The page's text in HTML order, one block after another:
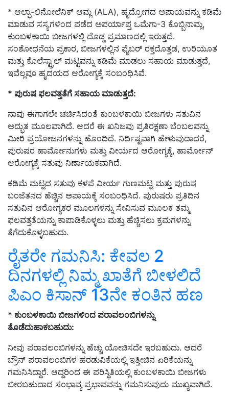
* ಆಲ್ಫಾ-ಲಿನೋಲೆನಿಕ್ ಆಮ್ಲ (ALA), ಹೃದ್ರೋಗದ ಅಪಾಯವನ್ನು ಕಡಿಮೆ
ಮಾಡುವ ಸಸ್ಯಗಳಿಂದ ಪಡೆದ ಅಪರ್ಯಾಪ್ತ ಒಮೆಗಾ-3 ಕೊಬ್ಬಿನಾಮ್ಲ,
ಕುಂಬಳಕಾಯಿ ಬೀಜಗಳಲ್ಲಿ ದೊಡ್ಡ ಪ್ರಮಾಣದಲ್ಲಿ ಇರುತ್ತದೆ.
ಸಂಶೋಧನೆಯ ಪ್ರಕಾರ, ಬೀಜಗಳಲ್ಲಿನ ಫೈಬರ್ ರಕ್ತದೊತ್ತಡ, ಉರಿಯೂತ
ಮತ್ತು ಕೊಲೆಸ್ಟ್ರಾಲ್ ಮಟ್ಟವನ್ನು ಕಡಿಮೆ ಮಾಡಲು ಸಹಾಯ ಮಾಡುತ್ತದೆ,
ಇವೆಲ್ಲವೂ ಹೃದಯದ ಆರೋಗ್ಯಕ್ಕೆ ಸಂಬಂಧಿಸಿವೆ.
* ಪುರುಷ ಫಲವತ್ತತೆಗೆ ಸಹಾಯ ಮಾಡುತ್ತದೆ:
ನಾವು ಈಗಾಗಲೇ ಚರ್ಚಿಸಿದಂತೆ ಕುಂಬಳಕಾಯಿ ಬೀಜಗಳು ಸತುವಿನ
ಅದ್ಭುತ ಮೂಲವಾಗಿದೆ. ಆದರೆ ಈ ಖನಿಜವು ಪ್ರತಿರಕ್ಷಣಾ ಬೆಂಬಲವನ್ನು
ಮೀರಿ ಪ್ರಯೋಜನಗಳನ್ನು ಹೊಂದಿದೆ. ನಿರ್ದಿಷ್ಟವಾಗಿ ಹೇಳುವುದಾದರೆ,
ಪುರುಷರ ಹಾರ್ಮೋನುಗಳು ಮತ್ತು ವೀರ್ಯದ ಆರೋಗ್ಯಕ್ಕೆ, ಹಾರ್ಮೋನ್
ಆರೋಗ್ಯಕ್ಕೆ ಸತುವು ನಿರ್ಣಾಯಕವಾಗಿದೆ.
ಕಡಿಮೆ ಮಟ್ಟದ ಸತುವು ಕಳಪೆ ವೀರ್ಯ ಗುಣಮಟ್ಟ ಮತ್ತು ಪುರುಷ
ಬಂಜೆತನದ ಹೆಚ್ಚಿನ ಅಪಾಯಕ್ಕೆ ಸಂಬಂಧಿಸಿದೆ. ಪುರುಷರು ಪ್ರತಿದಿನ
ಸತುವಿನ ಆರೋಗ್ಯಕರ ಮೂಲಗಳನ್ನು ಸೇವಿಸುವ ಮೂಲಕ ತಮ್ಮ
ಫಲವತ್ತತೆಯನ್ನು ಕಾಪಾಡಿಕೊಳ್ಳಲು ಮತ್ತು ಹೆಚ್ಚಿಸಲು ಕ್ರಮಗಳನ್ನು
ತೆಗೆದುಕೊಳ್ಳಬಹುದು.
ರೈತರೇ ಗಮನಿಸಿ: ಕೇವಲ 2
ದಿನಗಳಲ್ಲಿ ನಿಮ್ಮ ಖಾತೆಗೆ ಬೀಳಲಿದೆ
ಪಿಎಂ ಕಿಸಾನ್‌ 13ನೇ ಕಂತಿನ ಹಣ
* ಕುಂಬಳಕಾಯಿ ಬೀಜಗಳಿಂದ ಪರಾವಲಂಬಿಗಳನ್ನು
ತೊಡೆದುಹಾಕಬಹುದು:
ನೀವು ಪರಾವಲಂಬಿಗಳನ್ನು ಹೆಚ್ಚು ಯೋಚಿಸದೇ ಇರಬಹುದು. ಆದರೆ
ಬ್ರೌನ್ ಪರಾವಲಂಬಿಗಳ ಹರಡುವಿಕೆಯಲ್ಲಿ ಇತ್ತೀಚಿನ ಏರಿಕೆಯನ್ನು
ಗಮನಿಸಿದ್ದಾರೆ. ಆದ್ದರಿಂದ ಈ ಪರಿಸ್ಥಿತಿಯಲ್ಲಿ ಕುಂಬಳಕಾಯಿ ಬೀಜಗಳು
ಬೀರಬಹುದಾದ ಸಂಭಾವ್ಯ ಪ್ರಭಾವವನ್ನು ಗಮನಿಸುವುದು ಮುಖ್ಯವಾಗಿದೆ.